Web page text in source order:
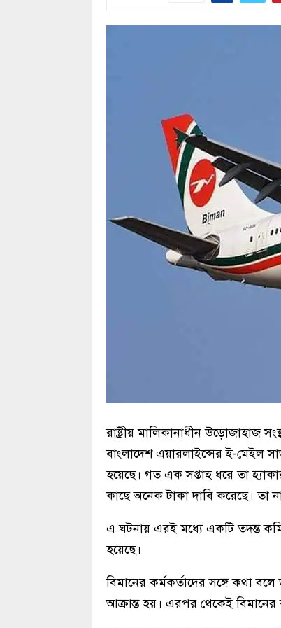
রাষ্ট্রীয় মালিকানাধীন উড়োজাহাজ
বাংলাদেশ এয়ারলাইন্সের ই-মেইল
হয়েছে। গত এক সপ্তাহ ধরে তা
কাছে অনেক টাকা দাবি করেছে। তা
এ ঘটনায় এরই মধ্যে একটি তদন্ত
হয়েছে।
বিমানের কর্মকর্তাদের সঙ্গে কথা
আক্রান্ত হয়। এরপর থেকেই বিমানের